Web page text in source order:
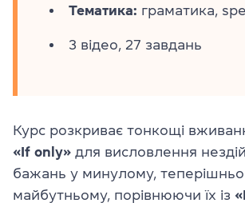
Тематика: граматика,
3 відео, 27 завдань
Курс розкриває тонкощі
«If only» для висловлення
бажань у минулому,
майбутньому, порівнюючи їх із